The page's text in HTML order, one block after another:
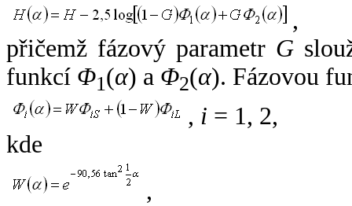
,
přičemž fázový parametr G
funkcí Φ1(α) a Φ2(α). Fázovou
, i = 1, 2,
kde
,